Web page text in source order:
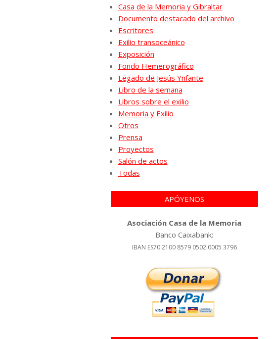
Casa de la Memoria y Gibraltar
Documento destacado del archivo
Escritores
Exilio transoceánico
Exposición
Fondo Hemerográfico
Legado de Jesús Ynfante
Libro de la semana
Libros sobre el exilio
Memoria y Exilio
Otros
Prensa
Proyectos
Salón de actos
Todas
APÓYENOS
Asociación Casa de la Memoria
Banco Caixabank:
IBAN ES70 2100 8579 0502 0005 3796